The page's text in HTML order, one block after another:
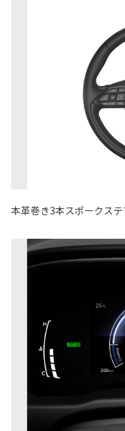
本革巻き3本スポークステ